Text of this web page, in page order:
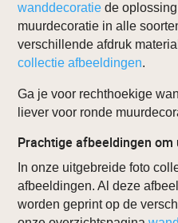
wanddecoratie de
muurdecoratie in alle
verschillende afdruk
collectie afbeeldingen.
Ga je voor rechthoekige
liever voor ronde
Prachtige afbeeldingen om
In onze uitgebreide foto
afbeeldingen. Al deze
worden geprint op de